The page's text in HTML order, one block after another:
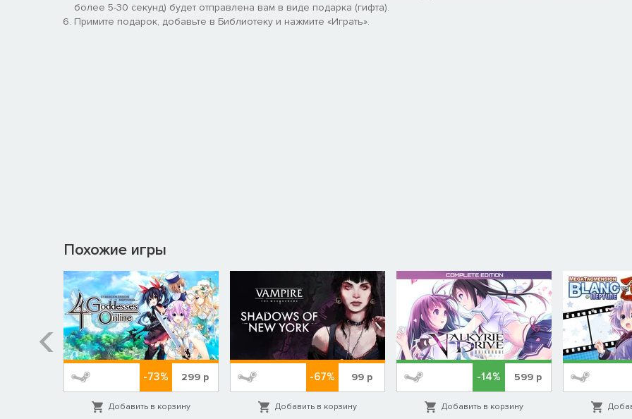
более 5-30 секунд) будет отправлена вам в виде подарка (гифта).
Примите подарок, добавьте в Библиотеку и нажмите «Играть».
Похожие игры
-73% 299 р
Добавить в корзину
-67% 99р
Добавить в корзину
-14% 599 р
Добавить в корзину